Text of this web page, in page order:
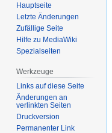
Hauptseite
Letzte Änderungen
Zufällige Seite
Hilfe zu MediaWiki
Spezialseiten
Werkzeuge
Links auf diese Seite
Änderungen an
verlinkten Seiten
Druckversion
Permanenter Link